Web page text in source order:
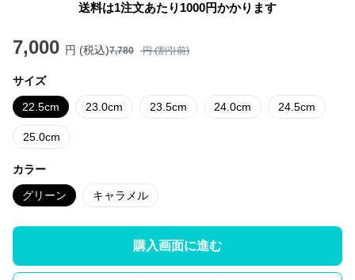
送料は1注文あたり 1000円かかります
7,000 円 (税込)7,780 円 (割引前)
サイズ
22.5cm 23.0cm 23.5cm 24.0cm 24.5cm
25.0cm
カラー
グリーン キャラメル
購入画面に進む